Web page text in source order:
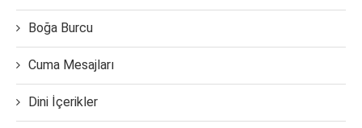
Boğa Burcu
Cuma Mesajları
Dini İçerikler